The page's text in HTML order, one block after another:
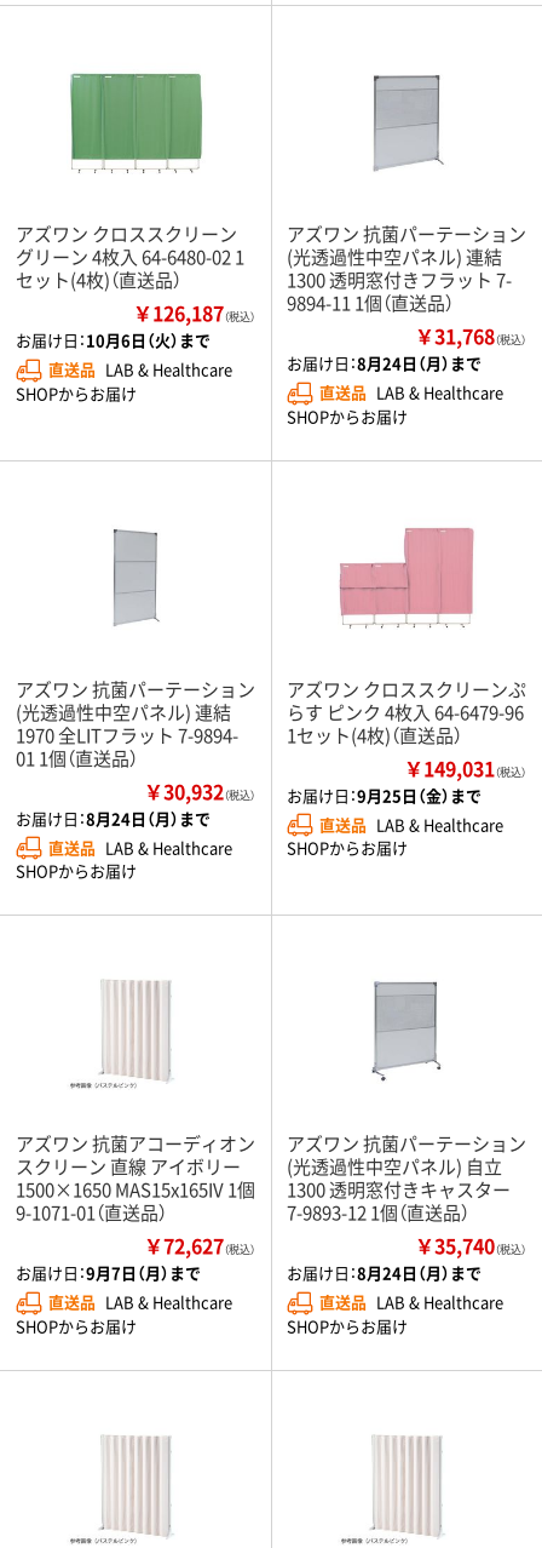
アズワン クロススクリーン
グリーン 4枚入 64-6480-02 1
セット(4枚)（直送品）
￥126,187（税込）
お届け日：10月6日（火）まで
直送品 LAB & Healthcare
SHOPからお届け
アズワン 抗菌パーテーション
(光透過性中空パネル) 連結
1300 透明窓付きフラット 7-
9894-11 1個（直送品）
￥31,768（税込）
お届け日：8月24日（月）まで
直送品 LAB & Healthcare
SHOPからお届け
アズワン 抗菌パーテーション
(光透過性中空パネル) 連結
1970 全LITフラット 7-9894-
01 1個（直送品）
￥30,932（税込）
お届け日：8月24日（月）まで
直送品 LAB & Healthcare
SHOPからお届け
アズワン クロススクリーンぷ
らす ピンク 4枚入 64-6479-96
1セット(4枚)（直送品）
￥149,031（税込）
お届け日：9月25日（金）まで
直送品 LAB & Healthcare
SHOPからお届け
アズワン 抗菌アコーディオン
スクリーン 直線 アイボリー
1500×1650 MAS15x165IV 1個
9-1071-01（直送品）
￥72,627（税込）
お届け日：9月7日（月）まで
直送品 LAB & Healthcare
SHOPからお届け
アズワン 抗菌パーテーション
(光透過性中空パネル) 自立
1300 透明窓付きキャスター
7-9893-12 1個（直送品）
￥35,740（税込）
お届け日：8月24日（月）まで
直送品 LAB & Healthcare
SHOPからお届け